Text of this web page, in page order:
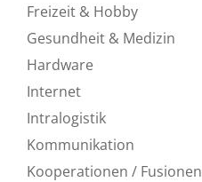
Freizeit & Hobby
Gesundheit & Medizin
Hardware
Internet
Intralogistik
Kommunikation
Kooperationen / Fusionen